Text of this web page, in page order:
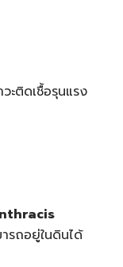
ะติดเชื้อรุนแรง
รถอยู่ในดินได้